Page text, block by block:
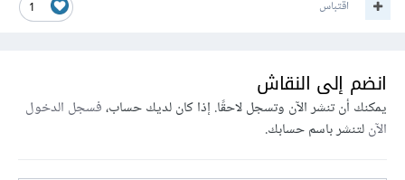
1 اقتباس
انضم إلى النقاش
يمكنك أن تنشر الآن وتسجل لاحقًا. إذا كان لديك حساب،فسجل الدخول
الآنلتنشر باسم حسابك.